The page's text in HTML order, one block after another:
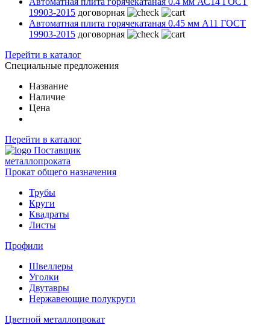
19903-2015 договорная
Автоматная плита горячекатаная 0.45 мм А11 ГОСТ
19903-2015 договорная
Перейти в каталог
Специальные предложения
Название
Наличие
Цена
Перейти в каталог
Поставщик
металлопроката
Прокат общего назначения
Трубы
Круги
Квадраты
Листы
Профили
Швеллеры
Уголки
Двутавры
Нержавеющие полукруги
Цветной металлопрокат